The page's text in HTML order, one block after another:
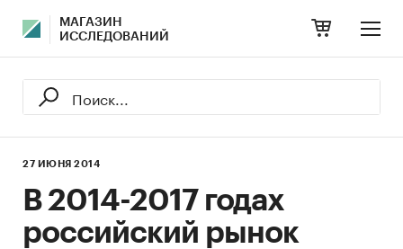
МАГАЗИН
ИССЛЕДОВАНИЙ
27 ИЮНЯ 2014
В 2014-2017 годах
российский рынок